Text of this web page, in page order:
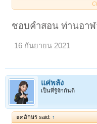
ชอบคำสอน ท่านอา
16 กันยายน 2021
แค่พลัง
เป็นที่รู้จักกันดี
๑๓อักษร said: ↑